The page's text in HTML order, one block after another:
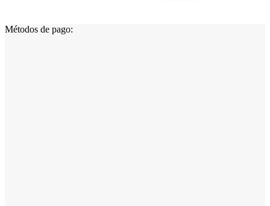
Métodos de pago: